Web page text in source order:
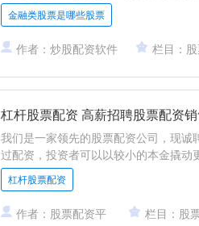
金融类股票是哪些股票
作者：炒股配资软件 栏目：
杠杆股票配资 高薪招聘股票配资
我们是一家领先的股票配资公司，现诚
过配资，投资者可以以较小的本金撬
杠杆股票配资
作者：股票配资平 栏目：股